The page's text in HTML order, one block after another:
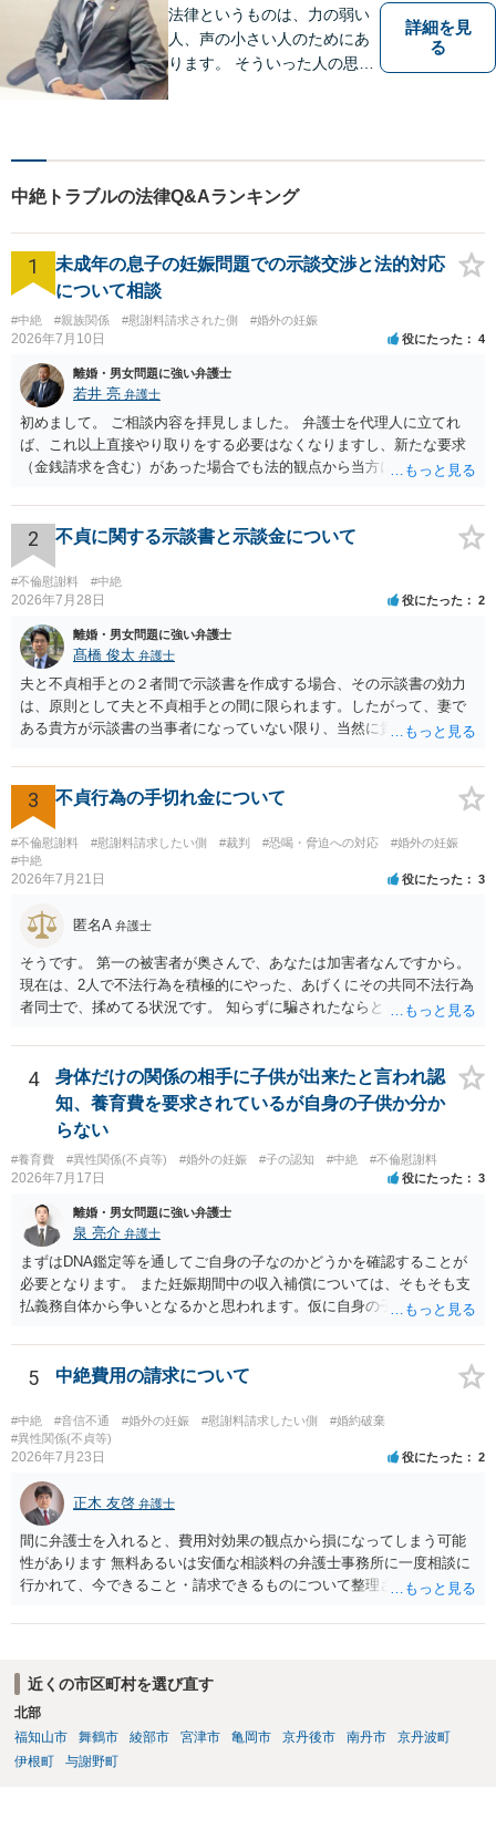
法律というものは、力の弱い
人、声の小さい人のためにあ
ります。 そういった人の思い
目指します。
詳細を見
る
中絶トラブルの法律Q&Aランキング
1
未成年の息子の妊娠問題での示談交渉と法的対応
について相談
#中絶 #親族関係 #慰謝料請求された側 #婚外の妊娠
2026年7月10日 役にたった 4
離婚・男女問題に強い弁護士
若井 亮 弁護士
初めまして。 ご相談内容を拝見しました。 弁護士を代理人に立てれ
ば、これ以上直接やり取りをする必要はなくなりますし、新たな要求
（金銭請求を含む）があった場合でも法的観点から当方に支払うべき
いのであれば、基本的にはご自身で対応していくことになります。 こ
れ以上の要求を回避するためには、合意内容を書面しておくことで
す。 特に重要な点としては、合意事項以外には貸し借りが無いことを
確認する条項（清算条項）をきちんと盛り込んでおくことです。 お金
を払うにしても、紛争が蒸し返されないよう、合意書を作成して取り
交わすようにしてください。
2 不貞に関する示談書と示談金について
#不倫慰謝料 #中絶
2026年7月28日 役にたった 2
離婚・男女問題に強い弁護士
髙橋 俊太 弁護士
夫と不貞相手との２者間で示談書を作成する場合、その示談書の効力
は、原則として夫と不貞相手との間に限られます。したがって、妻で
ある貴方が示談書の当事者になっていない限り、当然に貴方の不貞慰
避けるためには、示談書の中に「本示談は夫と不貞相手との間の清算
に限るものであり、妻の不貞相手に対する慰謝料請求権を放棄・制限
するものではない」旨を明記しておく方が安全です。また、清算条項
を入れる場合にも、「夫と不貞相手との間に限る」と対象を明確にす
べきです。 他方、不貞相手が夫から示談金を受け取る場合、その名目
や内容によっては、後に貴方が不貞相手へ慰謝料請求する際、不貞相
払を受けた」などと（その当否は別として）反論等されてこじれてし
求権への影響を明確にしておくことが重要です。示談金１８０万円の
妥当性については、中絶、精神的苦痛、通院・治療の有無、診断内
容、夫の説明内容、妊娠・中絶に至る経緯等によって変わります。中
があるなら、結婚期待を理由とする損害については争い得る部分もあ
ります。 なお、貴方から不貞相手へ請求する慰謝料額は、夫が不貞相
手に支払う示談金額だけで決まるものではありません。不貞期間、回
等によって判断されます。 今後の状況等に応じて、弁護士への個別相
3 不貞行為の手切れ金について
#不倫慰謝料 #慰謝料請求したい側 #裁判 #恐喝・脅迫への対応
#婚外の妊娠
#中絶
2026年7月21日 役にたった 3
匿名A 弁護士
そうです。 第一の被害者が奥さんで、あなたは加害者なんですから。
現在は、2人で不法行為を積極的にやった、あげくにその共同不法行為
者同士で、揉めてる状況です。 知らずに騙されたならともか
というだけですから。
4
身体だけの関係の相手に子供が出来たと言われ認
知、養育費を要求されているが自身の子供か分か
らない
#養育費 #異性関係(不貞等) #婚外の妊娠 #子の認知 #中絶 #不倫慰謝料
2026年7月17日 役にたった 3
離婚・男女問題に強い弁護士
泉 亮介 弁護士
まずはDNA鑑定等を通してご自身の子なのかどうかを確認することが
必要となります。 また妊娠期間中の収入補償については、そもそも支
払義務自体から争いとなるかと思われます。仮に自身の子であったと
相手に弁護士がついているということであれば、依頼をするかしない
かは別として一度ご自身も個別に弁護士に相談をされたほうが良いで
5 中絶費用の請求について
#中絶 #音信不通 #婚外の妊娠 #慰謝料請求したい側
#婚約破棄
#異性関係(不貞等)
2026年7月23日 役にたった 2
正木 友啓 弁護士
間に弁護士を入れると、費用対効果の観点から損になってしまう可能
性があります 無料あるいは安価な相談料の弁護士事務所に一度相談に
行かれて、今できること・請求できるものについて整理されるのがよ
近くの市区町村を選び直す
北部
福知山市
舞鶴市 綾部市 宮津市 亀岡市 京丹後市 南丹市
京丹波町
伊根町
与謝野町